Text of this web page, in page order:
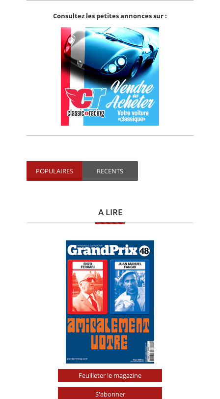
Consultez les petites annonces sur :
POPULAIRES RECENTS
A LIRE
Feuilleter le magazine
S'abonner